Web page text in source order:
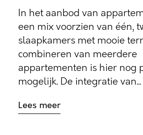
In het aanbod van
een mix voorzien van één,
slaapkamers met mooie
combineren van meerdere
appartementen is hier nog
mogelijk. De integratie van...
Lees meer